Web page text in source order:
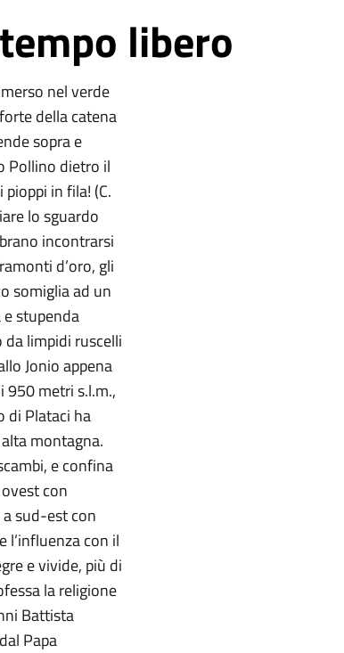
libero
nel verde
della catena
sopra e
Pollino dietro il
in fila! (C.
lo sguardo
incontrarsi
d’oro, gli
somiglia ad un
stupenda
da limpidi ruscelli
Jonio appena
950 metri s.l.m.,
di Plataci ha
montagna.
e confina
con
a sud-est con
l’influenza con il
e vivide, più di
la religione
Battista
Papa